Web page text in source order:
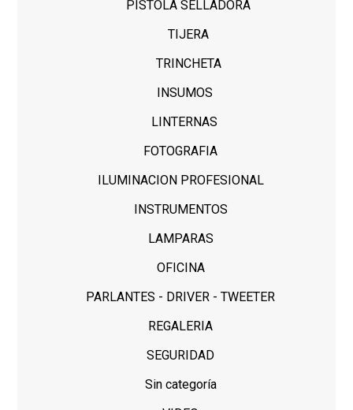
PISTOLA SELLADORA
TIJERA
TRINCHETA
INSUMOS
LINTERNAS
FOTOGRAFIA
ILUMINACION PROFESIONAL
INSTRUMENTOS
LAMPARAS
OFICINA
PARLANTES - DRIVER - TWEETER
REGALERIA
SEGURIDAD
Sin categoría